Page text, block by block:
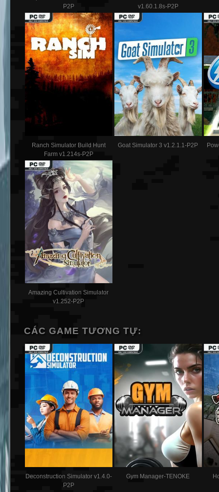
P2P
v1.60.1.8s-P2P
Ranch Simulator Build Hunt
Farm v1.214s-P2P
Goat Simulator 3 v1.2.1.1-P2P
Amazing Cultivation Simulator
v1.252-P2P
CÁC GAME TƯƠNG TỰ:
Deconstruction Simulator v1.4.0-
P2P
Gym Manager-TENOKE